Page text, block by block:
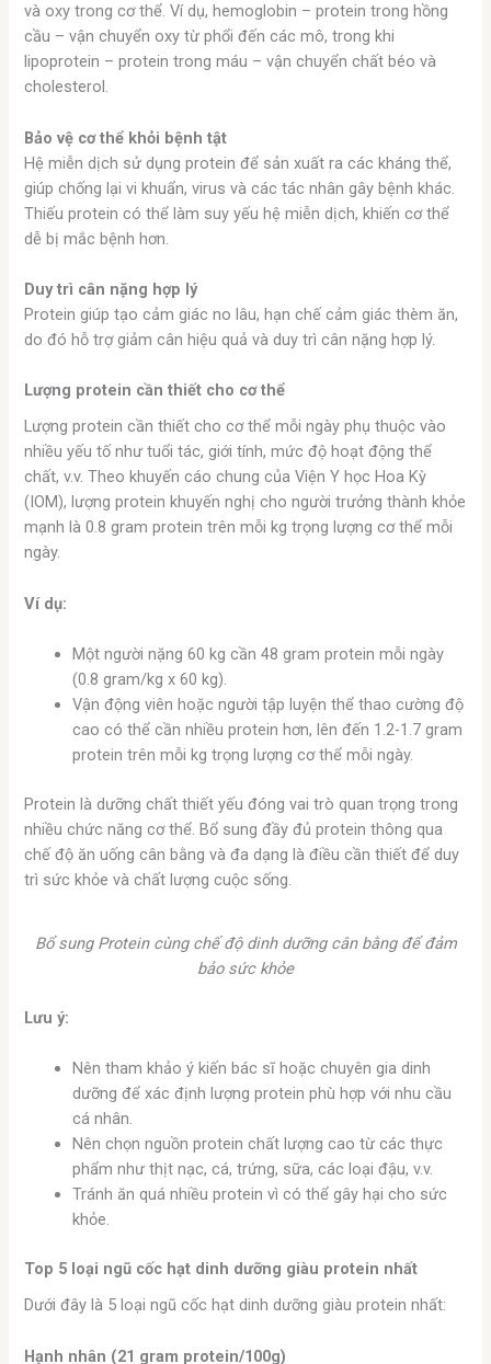
và oxy trong cơ thể. Ví dụ, hemoglobin – protein trong hồng
cầu – vận chuyển oxy từ phổi đến các mô, trong khi
lipoprotein – protein trong máu – vận chuyển chất béo và
cholesterol.
Bảo vệ cơ thể khỏi bệnh tật
Hệ miễn dịch sử dụng protein để sản xuất ra các kháng thể,
giúp chống lại vi khuẩn, virus và các tác nhân gây bệnh khác.
Thiếu protein có thể làm suy yếu hệ miễn dịch, khiến cơ thể
dễ bị mắc bệnh hơn.
Duy trì cân nặng hợp lý
Protein giúp tạo cảm giác no lâu, hạn chế cảm giác thèm ăn,
do đó hỗ trợ giảm cân hiệu quả và duy trì cân nặng hợp lý.
Lượng protein cần thiết cho cơ thể
Lượng protein cần thiết cho cơ thể mỗi ngày phụ thuộc vào
nhiều yếu tố như tuổi tác, giới tính, mức độ hoạt động thể
chất, v.v. Theo khuyến cáo chung của Viện Y học Hoa Kỳ
(IOM), lượng protein khuyến nghị cho người trưởng thành khỏe
mạnh là 0.8 gram protein trên mỗi kg trọng lượng cơ thể mỗi
ngày.
Ví dụ:
Một người nặng 60 kg cần 48 gram protein mỗi ngày
(0.8 gram/kg x 60 kg).
Vận động viên hoặc người tập luyện thể thao cường độ
cao có thể cần nhiều protein hơn, lên đến 1.2-1.7 gram
protein trên mỗi kg trọng lượng cơ thể mỗi ngày.
Protein là dưỡng chất thiết yếu đóng vai trò quan trọng trong
nhiều chức năng cơ thể. Bổ sung đầy đủ protein thông qua
chế độ ăn uống cân bằng và đa dạng là điều cần thiết để duy
trì sức khỏe và chất lượng cuộc sống.
Bổ sung Protein cùng chế độ dinh dưỡng cân bằng để đảm
bảo sức khỏe
Lưu ý:
Nên tham khảo ý kiến bác sĩ hoặc chuyên gia dinh
dưỡng để xác định lượng protein phù hợp với nhu cầu
cá nhân.
Nên chọn nguồn protein chất lượng cao từ các thực
phẩm như thịt nạc, cá, trứng, sữa, các loại đậu, v.v.
Tránh ăn quá nhiều protein vì có thể gây hại cho sức
khỏe.
Top 5 loại ngũ cốc hạt dinh dưỡng giàu protein nhất
Dưới đây là 5 loại ngũ cốc hạt dinh dưỡng giàu protein nhất:
Hạnh nhân (21 gram protein/100g)